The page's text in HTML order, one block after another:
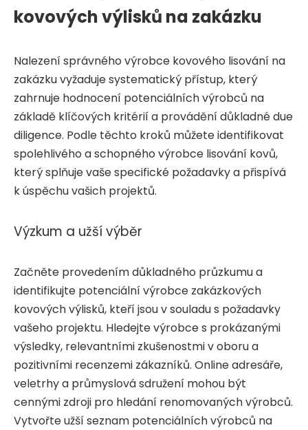
kovových výlisků na zakázku
Nalezení správného výrobce kovového lisování na
zakázku vyžaduje systematický přístup, který
zahrnuje hodnocení potenciálních výrobců na
základě klíčových kritérií a provádění důkladné due
diligence. Podle těchto kroků můžete identifikovat
spolehlivého a schopného výrobce lisování kovů,
který splňuje vaše specifické požadavky a přispívá
k úspěchu vašich projektů.
Výzkum a užší výběr
Začněte provedením důkladného průzkumu a
identifikujte potenciální výrobce zakázkových
kovových výlisků, kteří jsou v souladu s požadavky
vašeho projektu. Hledejte výrobce s prokázanými
výsledky, relevantními zkušenostmi v oboru a
pozitivními recenzemi zákazníků. Online adresáře,
veletrhy a průmyslová sdružení mohou být
cennými zdroji pro hledání renomovaných výrobců.
Vytvořte užší seznam potenciálních výrobců na